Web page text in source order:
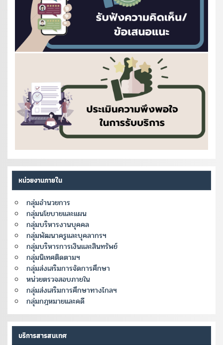
หน่วยงานภายใน
กลุ่มอำนวยการ
กลุ่มนโยบายและแผน
กลุ่มบริหารงานบุคคล
กลุ่มพัฒนาครูและบุคลากรฯ
กลุ่มบริหารการเงินและสินทรัพย์
กลุ่มนิเทศติดตามฯ
กลุ่มส่งเสริมการจัดการศึกษา
หน่วยตรวจสอบภายใน
กลุ่มส่งเสริมการศึกษาทางไกลฯ
กลุ่มกฎหมายและคดี
บริการสารสนเทศ